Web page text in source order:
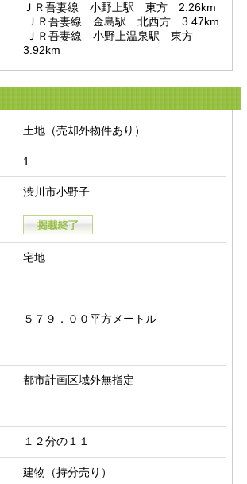
ＪＲ吾妻線　小野上駅　東方　2.26km
3.92km
土地（売却外物件あり）
1
渋川市小野子
宅地
５７９．００平方メートル
都市計画区域外無指定
１２分の１１
建物（持分売り）